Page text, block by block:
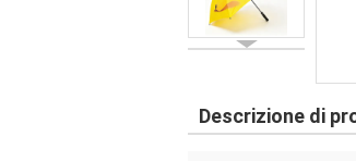
Descrizione di